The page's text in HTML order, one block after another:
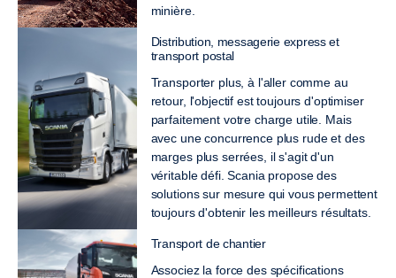
minière.
Distribution, messagerie express et
transport postal
Transporter plus, à l'aller comme au
retour, l'objectif est toujours d'optimiser
parfaitement votre charge utile. Mais
avec une concurrence plus rude et des
marges plus serrées, il s'agit d'un
véritable défi. Scania propose des
solutions sur mesure qui vous permettent
toujours d'obtenir les meilleurs résultats.
Transport de chantier
Associez la force des spécifications